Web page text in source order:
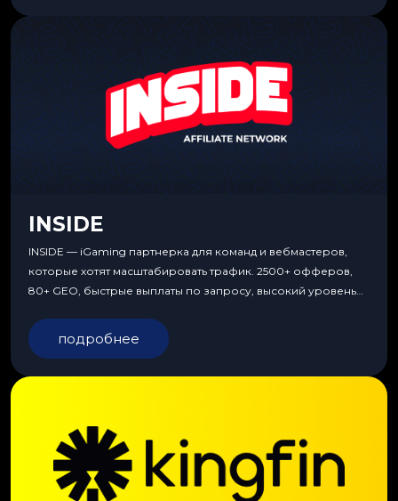
INSIDE
INSIDE — iGaming партнерка для команд и вебмастеров,
которые хотят масштабировать трафик. 2500+ офферов,
80+ GEO, быстрые выплаты по запросу, высокий уровень
подробнее